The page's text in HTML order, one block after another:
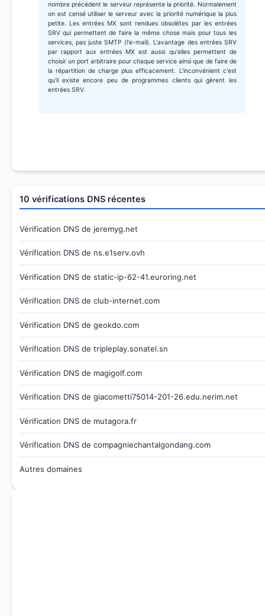
nombre précédent le serveur représente la priorité. Normalement
on est censé utiliser le serveur avec la priorité numérique la plus
petite. Les entrées MX sont rendues obsolètes par les entrées
SRV qui permettent de faire la même chose mais pour tous les
services, pas juste SMTP (l'e-mail). L'avantage des entrées SRV
par rapport aux entrées MX est aussi qu'elles permettent de
choisir un port arbitraire pour chaque service ainsi que de faire de
la répartition de charge plus efficacement. L'inconvénient c'est
qu'il existe encore peu de programmes clients qui gèrent les
entrées SRV.
10 vérifications DNS récentes
Vérification DNS de jeremyg.net
Vérification DNS de ns.e1serv.ovh
Vérification DNS de static-ip-62-41.euroring.net
Vérification DNS de club-internet.com
Vérification DNS de geokdo.com
Vérification DNS de tripleplay.sonatel.sn
Vérification DNS de magigolf.com
Vérification DNS de giacometti75014-201-26.edu.nerim.net
Vérification DNS de mutagora.fr
Vérification DNS de compagniechantalgondang.com
Autres domaines